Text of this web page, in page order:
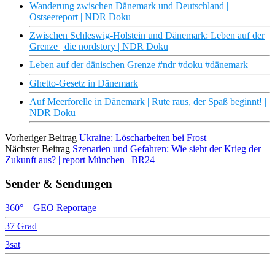
Wanderung zwischen Dänemark und Deutschland |
Ostseereport | NDR Doku
Zwischen Schleswig-Holstein und Dänemark: Leben auf der
Grenze | die nordstory | NDR Doku
Leben auf der dänischen Grenze #ndr #doku #dänemark
Ghetto-Gesetz in Dänemark
Auf Meerforelle in Dänemark | Rute raus, der Spaß beginnt! |
NDR Doku
Vorheriger Beitrag Ukraine: Löscharbeiten bei Frost
Nächster Beitrag Szenarien und Gefahren: Wie sieht der Krieg der
Zukunft aus? | report München | BR24
Sender & Sendungen
360° – GEO Reportage
37 Grad
3sat